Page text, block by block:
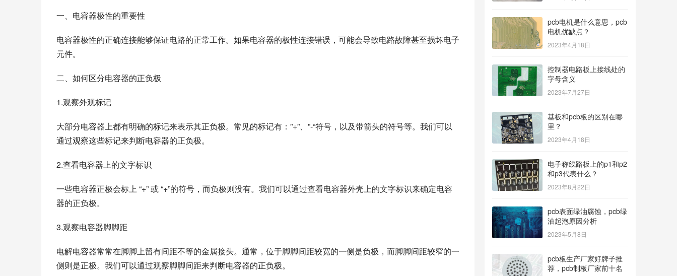
一、电容器极性的重要性
电容器极性的正确连接能够保证电路的正常工作。如果电容器的极性连接错误，可能会导致电路故障甚至损坏电子
元件。
二、如何区分电容器的正负极
1.观察外观标记
大部分电容器上都有明确的标记来表示其正负极。常见的标记有：”+”、”-“符号，以及带箭头的符号等。我们可以
通过观察这些标记来判断电容器的正负极。
2.查看电容器上的文字标识
一些电容器正极会标上 “+” 或 “+”的符号，而负极则没有。我们可以通过查看电容器外壳上的文字标识来确定电容
器的正负极。
3.观察电容器脚脚距
电解电容器常常在脚脚上留有间距不等的金属接头。通常，位于脚脚间距较宽的一侧是负极，而脚脚间距较窄的一
侧则是正极。我们可以通过观察脚脚间距来判断电容器的正负极。
pcb电机是什么意思，pcb
电机优缺点？
2023年4月18日
控制器电路板上接线处的
字母含义
2023年7月27日
基板和pcb板的区别在哪
里？
2023年4月18日
电子称线路板上的p1和p2
和p3代表什么？
2023年8月22日
pcb表面绿油腐蚀，pcb绿
油起泡原因分析
2023年5月8日
pcb板生产厂家好牌子推
荐，pcb制板厂家前十名